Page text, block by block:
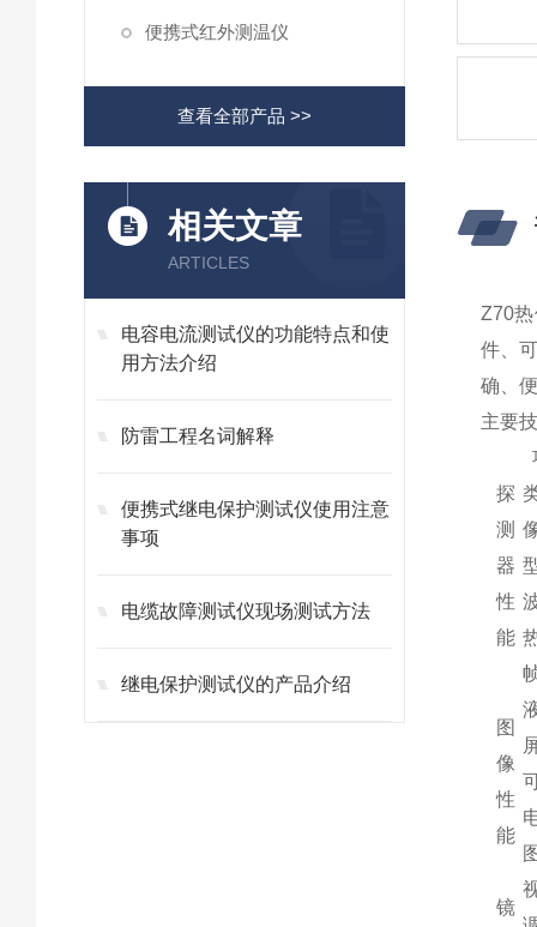
便携式红外测温仪
查看全部产品 >>
相关文章
ARTICLES
电容电流测试仪的功能特点和使
用方法介绍
防雷工程名词解释
便携式继电保护测试仪使用注意
事项
电缆故障测试仪现场测试方法
继电保护测试仪的产品介绍
Z70
件、
确、
主要
探
测
器
性
能
图
像
性
能
镜